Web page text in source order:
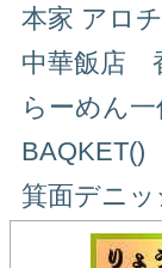
本家 アロ
中華飯店
らーめん
BAQKET()
箕面デニ